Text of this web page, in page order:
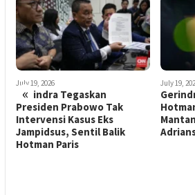
«
July 19, 2026
Gerindra Tegur Keras
Hotman Paris Soal Kasus
Mantan Jampidsus Febrie
Adriansyah